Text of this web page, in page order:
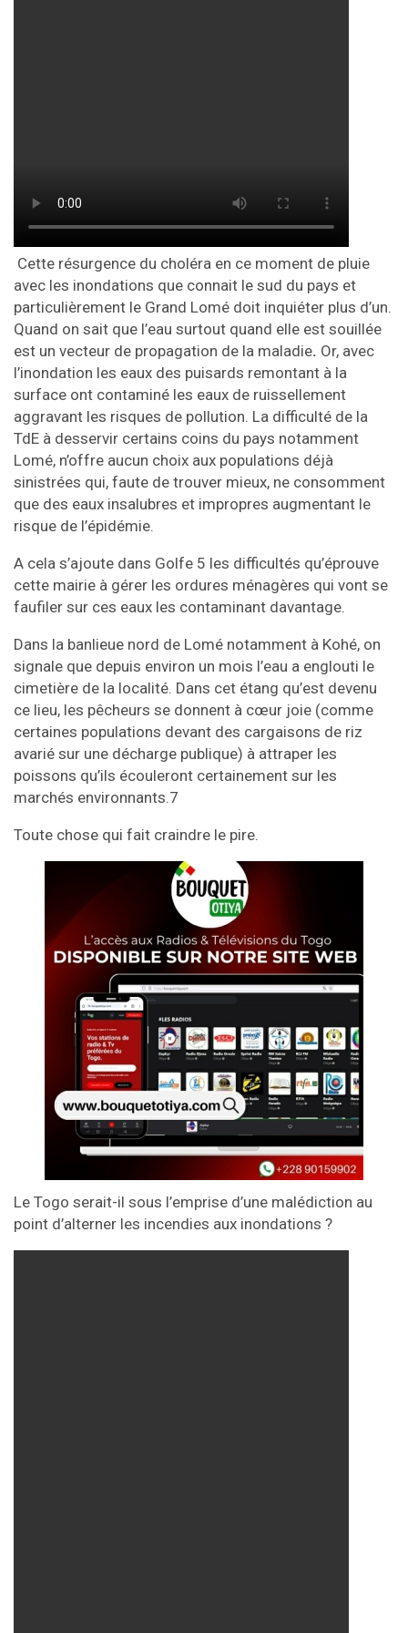
Cette résurgence du choléra en ce moment de pluie
avec les inondations que connait le sud du pays et
particulièrement le Grand Lomé doit inquiéter plus d’un.
Quand on sait que l’eau surtout quand elle est souillée
est un vecteur de propagation de la maladie. Or, avec
l’inondation les eaux des puisards remontant à la
surface ont contaminé les eaux de ruissellement
aggravant les risques de pollution. La difficulté de la
TdE à desservir certains coins du pays notamment
Lomé, n’offre aucun choix aux populations déjà
sinistrées qui, faute de trouver mieux, ne consomment
que des eaux insalubres et impropres augmentant le
risque de l’épidémie.
A cela s’ajoute dans Golfe 5 les difficultés qu’éprouve
cette mairie à gérer les ordures ménagères qui vont se
faufiler sur ces eaux les contaminant davantage.
Dans la banlieue nord de Lomé notamment à Kohé, on
signale que depuis environ un mois l’eau a englouti le
cimetière de la localité. Dans cet étang qu’est devenu
ce lieu, les pêcheurs se donnent à cœur joie (comme
certaines populations devant des cargaisons de riz
avarié sur une décharge publique) à attraper les
poissons qu’ils écouleront certainement sur les
marchés environnants.7
Toute chose qui fait craindre le pire.
Le Togo serait-il sous l’emprise d’une malédiction au
point d’alterner les incendies aux inondations ?